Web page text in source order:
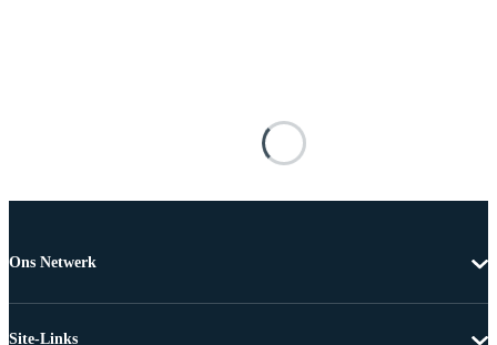
Ons Netwerk
Site-Links